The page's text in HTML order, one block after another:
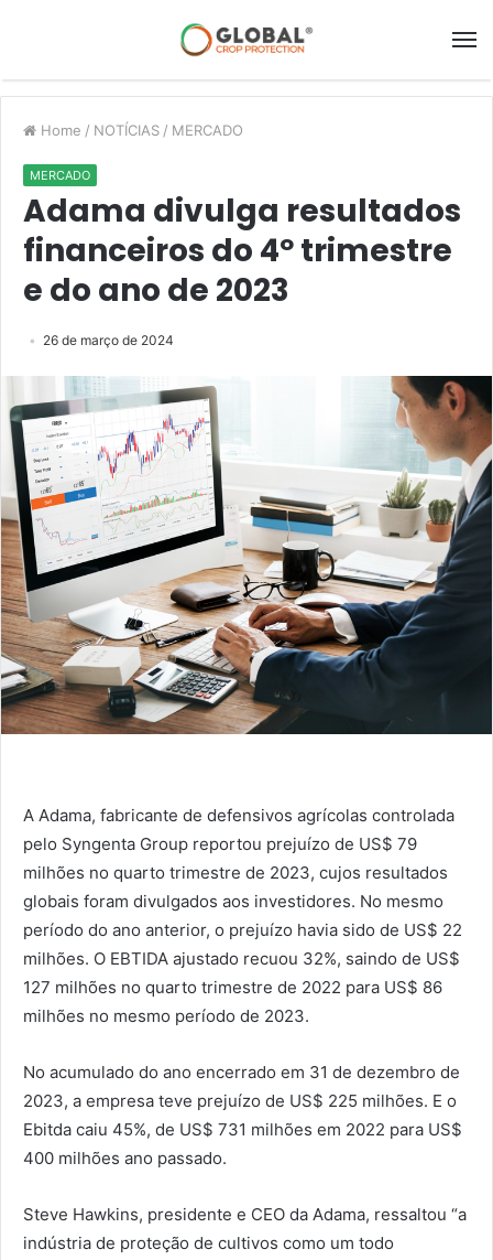
Home / NOTÍCIAS / MERCADO
MERCADO
Adama divulga resultados
financeiros do 4º trimestre
e do ano de 2023
26 de março de 2024
A Adama, fabricante de defensivos agrícolas controlada
pelo Syngenta Group reportou prejuízo de US$ 79
milhões no quarto trimestre de 2023, cujos resultados
globais foram divulgados aos investidores. No mesmo
período do ano anterior, o prejuízo havia sido de US$ 22
milhões. O EBTIDA ajustado recuou 32%, saindo de US$
127 milhões no quarto trimestre de 2022 para US$ 86
milhões no mesmo período de 2023.
No acumulado do ano encerrado em 31 de dezembro de
2023, a empresa teve prejuízo de US$ 225 milhões. E o
Ebitda caiu 45%, de US$ 731 milhões em 2022 para US$
400 milhões ano passado.
Steve Hawkins, presidente e CEO da Adama, ressaltou “a
indústria de proteção de cultivos como um todo